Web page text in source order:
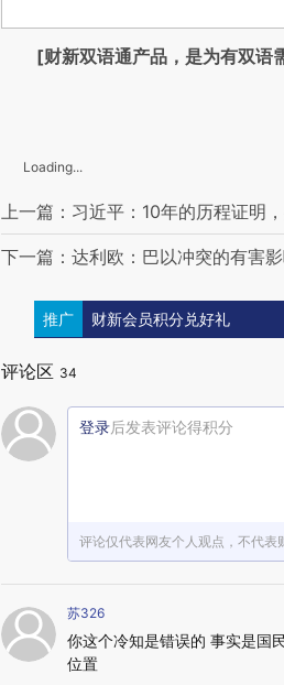
[财新双语通产品，是为有双语
Loading...
上一篇：习近平：10年的历程证明
下一篇：达利欧：巴以冲突的有害
推广 财新会员积分兑好礼
评论区 34
登录后发表评论得积分
评论仅代表网友个人观点，不代表
苏326
你这个冷知是错误的 事实是国
位置